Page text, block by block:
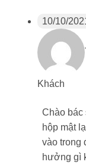
10/10/
Khách
Chào bác
hộp mật
vào trong
hưởng gì